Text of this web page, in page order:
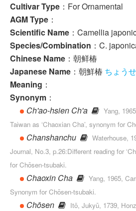
Cultivar Type ：For Ornamental
AGM Type ：
Scientific Name ：Camellia
Species/Combination ：C.
Chinese Name ：朝鲜椿
Japanese Name ：朝鮮椿 ちょう
Meaning ：
Synonym ：
Ch'ao-hsien Ch'a
Yang,
Taiwan as ‘Chaoxian Cha’, synonym for
Chanshanchu
Waterhouse,
Journal, No.3, p.26:Different reading for
for Chōsen-tsubaki.
Chaoxin Cha
Yang, 1965,
Synonym for Chōsen-tsubaki.
Chōsen
Itō, Jukyū, 1739,